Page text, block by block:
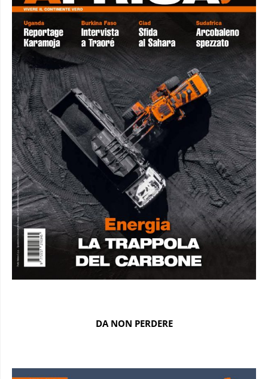
DA NON PERDERE